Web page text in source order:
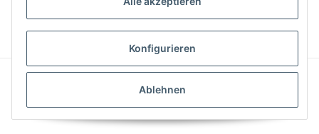
Konfigurieren
Ablehnen
VERTRAG WIDERRUFEN
© S u. K Hock GmbH
JTL-Shop|AVIA JTL-Shop Template